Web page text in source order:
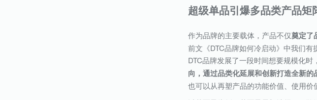
超级单品引爆多品类产品矩
作为品牌的主要载体，产品不仅奠定了
前文《DTC品牌如何冷启动》中我们
DTC品牌发展了一段时间想要规模化
向，通过品类化延展和创新打造全新
也可以从再塑产品的功能价值、使用价